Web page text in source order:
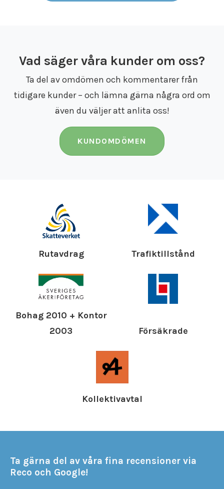
Vad säger våra kunder om oss?
Ta del av omdömen och kommentarer från
tidigare kunder – och lämna gärna några ord om
även du väljer att anlita oss!
KUNDOMDÖMEN
Rutavdrag Trafiktillstånd
Bohag 2010 + Kontor
2003
Försäkrade
Kollektivavtal
Ta gärna del av våra fina recensioner via
Reco och Google!